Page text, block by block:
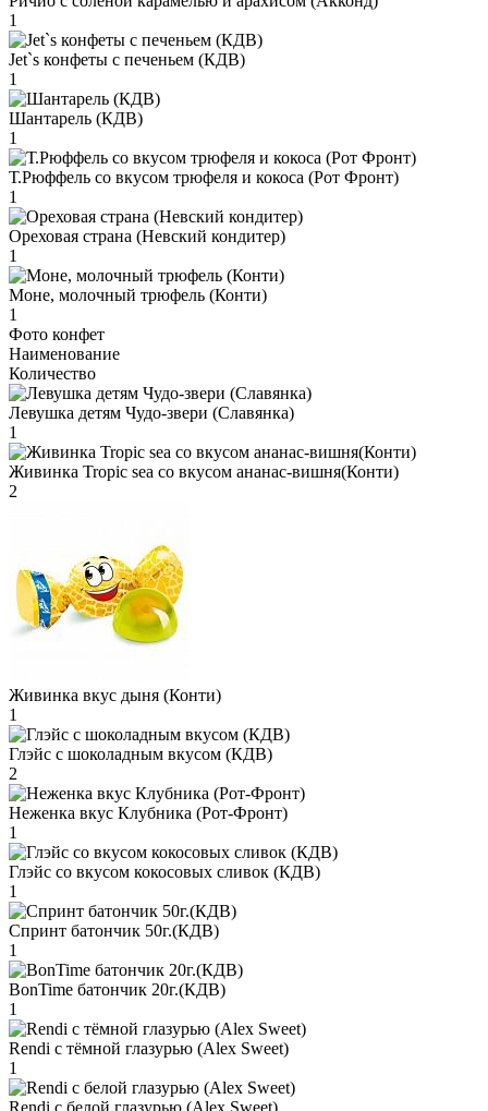
1
Jet`s конфеты с печеньем (КДВ)
1
Шантарель (КДВ)
1
Т.Рюффель со вкусом трюфеля и кокоса (Рот Фронт)
1
Ореховая страна (Невский кондитер)
1
Моне, молочный трюфель (Конти)
1
Фото конфет
Наименование
Количество
Левушка детям Чудо-звери (Славянка)
1
Живинка Tropic sea со вкусом ананас-вишня(Конти)
2
Живинка вкус дыня (Конти)
1
Глэйс с шоколадным вкусом (КДВ)
2
Неженка вкус Клубника (Рот-Фронт)
1
Глэйс со вкусом кокосовых сливок (КДВ)
1
Спринт батончик 50г.(КДВ)
1
BonTime батончик 20г.(КДВ)
1
Rendi с тёмной глазурью (Alex Sweet)
1
Rendi с белой глазурью (Alex Sweet)